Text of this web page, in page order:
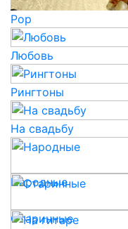
Pop
Любовь
Рингтоны
На свадьбу
Народные
Старинные